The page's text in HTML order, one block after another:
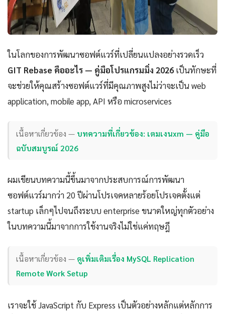
ในโลกของการพัฒนาซอฟต์แวร์ที่เปลี่ยนแปลงอย่างรวดเร็ว
GIT Rebase คืออะไร — คู่มือโปรแกรมมิ่ง 2026 เป็นทักษะที่
จะช่วยให้คุณสร้างซอฟต์แวร์ที่มีคุณภาพสูงไม่ว่าจะเป็น web
application, mobile app, API หรือ microservices
เนื้อหาเกี่ยวข้อง — บทความที่เกี่ยวข้อง: เตมเงนxm — คู่มือ
ฉบับสมบูรณ์ 2026
ผมเขียนบทความนี้ขึ้นมาจากประสบการณ์การพัฒนา
ซอฟต์แวร์มากว่า 20 ปีผ่านโปรเจคหลายร้อยโปรเจคตั้งแต่
startup เล็กๆไปจนถึงระบบ enterprise ขนาดใหญ่ทุกตัวอย่าง
ในบทความนี้มาจากการใช้งานจริงไม่ใช่แค่ทฤษฎี
เนื้อหาเกี่ยวข้อง — ดูเพิ่มเติมเรื่อง MySQL Replication
Remote Work Setup
เราจะใช้ JavaScript กับ Express เป็นตัวอย่างหลักแต่หลักการ